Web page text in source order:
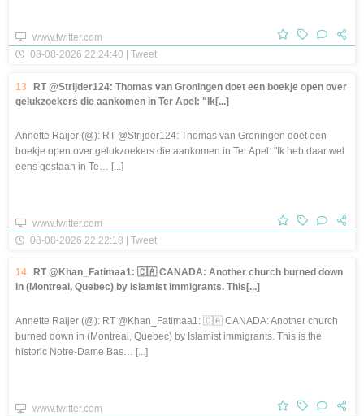
www.twitter.com
08-08-2026 22:24:40 | Tweet
13 RT @Strijder124: Thomas van Groningen doet een boekje open over
gelukzoekers die aankomen in Ter Apel: "Ik[...]
Annette Raijer (@): RT @Strijder124: Thomas van Groningen doet een
boekje open over gelukzoekers die aankomen in Ter Apel: "Ik heb daar wel
eens gestaan in Te… [...]
www.twitter.com
08-08-2026 22:22:18 | Tweet
14
RT @Khan_Fatimaa1: 🇨🇦 CANADA: Another church burned down
in (Montreal, Quebec) by Islamist immigrants. This[...]
Annette Raijer (@): RT @Khan_Fatimaa1: 🇨🇦 CANADA: Another church
burned down in (Montreal, Quebec) by Islamist immigrants. This is the
historic Notre-Dame Bas… [...]
www.twitter.com